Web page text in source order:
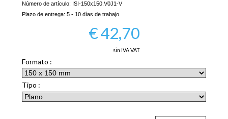
Número de artículo: ISI-150x150.V0J1-V
Plazo de entrega: 5 - 10 días de trabajo
€42,70
sin IVA VAT
Formato :
Tipo :